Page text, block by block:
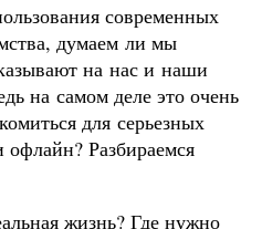
современных
думаем ли мы
на нас и наши
на самом деле это очень
для серьезных
Разбираемся